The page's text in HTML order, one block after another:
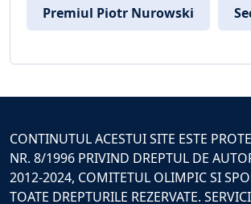
Premiul Piotr Nurowski
CONTINUTUL ACESTUI SITE ESTE
NR. 8/1996 PRIVIND DREPTUL DE
2012-2024, COMITETUL OLIMPIC SI
TOATE DREPTURILE REZERVATE.